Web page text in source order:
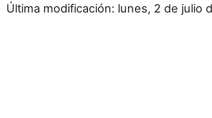
Última modificación: lunes, 2 de julio